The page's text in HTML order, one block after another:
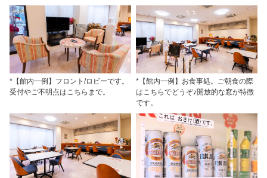
*【館内一例】フロント/ロビーです。
受付やご不明点はこちらまで。
*【館内一例】お食事処。ご朝食の際
はこちらでどうぞ♪開放的な窓が特徴
です。